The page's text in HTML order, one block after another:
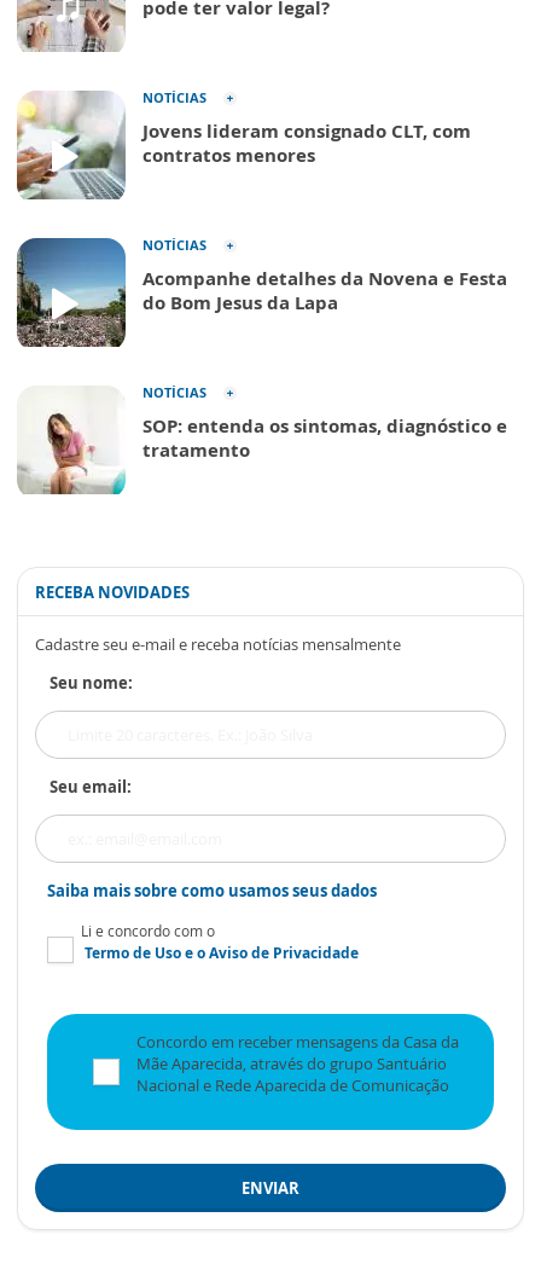
pode ter valor legal?
NOTÍCIAS
Jovens lideram consignado CLT, com
contratos menores
NOTÍCIAS
Acompanhe detalhes da Novena e Festa
do Bom Jesus da Lapa
NOTÍCIAS
SOP: entenda os sintomas, diagnóstico e
tratamento
RECEBA NOVIDADES
Cadastre seu e-mail e receba notícias mensalmente
Seu nome:
Seu email:
Saiba mais sobre como usamos seus dados
Li e concordo com o
Termo de Usoe oAviso de Privacidade
Concordo em receber mensagens da Casa da
Mãe Aparecida, através do grupo Santuário
Nacional e Rede Aparecida de Comunicação
ENVIAR